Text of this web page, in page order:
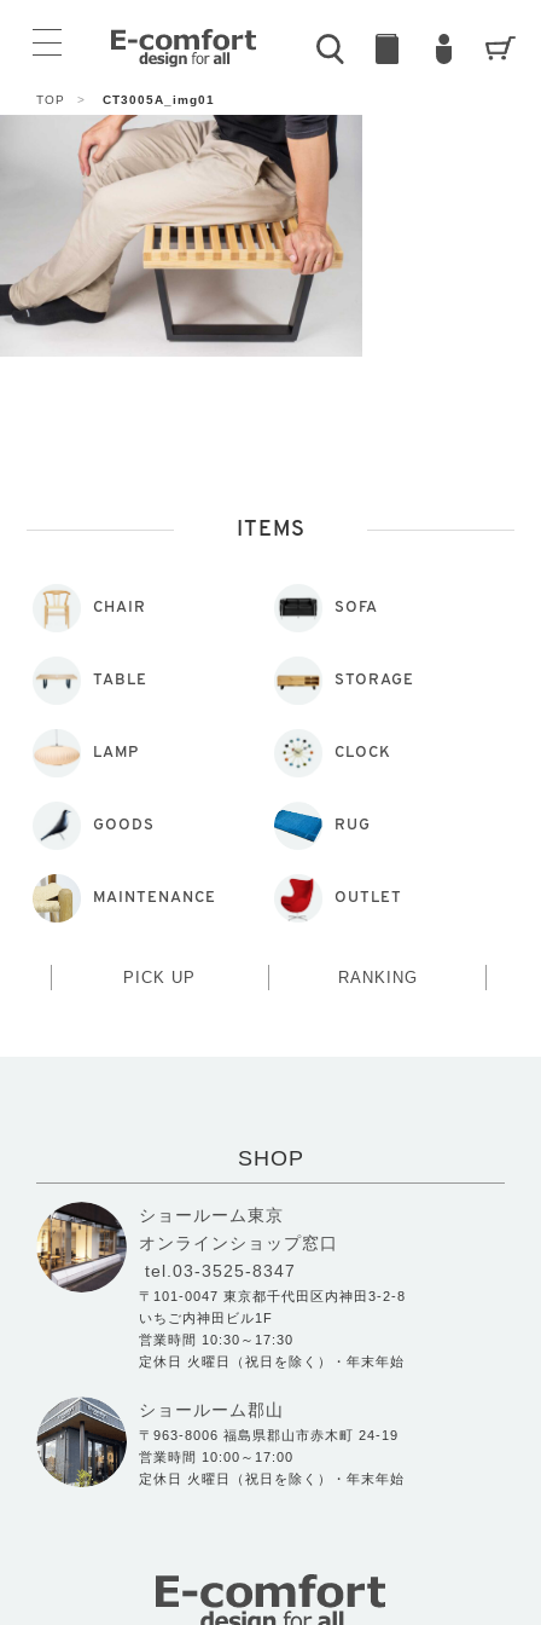
TOP > CT3005A_img01
ITEMS
CHAIR SOFA
TABLE STORAGE
LAMP CLOCK
GOODS RUG
MAINTENANCE OUTLET
PICK UP RANKING
SHOP
ショールーム東京
オンラインショップ窓口
tel.03-3525-8347
〒101-0047 東京都千代田区内神田3-2-8
いちご内神田ビル1F
営業時間 10:30～17:30
定休日 火曜日（祝日を除く）・年末年始
ショールーム郡山
〒963-8006 福島県郡山市赤木町 24-19
営業時間 10:00～17:00
定休日 火曜日（祝日を除く）・年末年始